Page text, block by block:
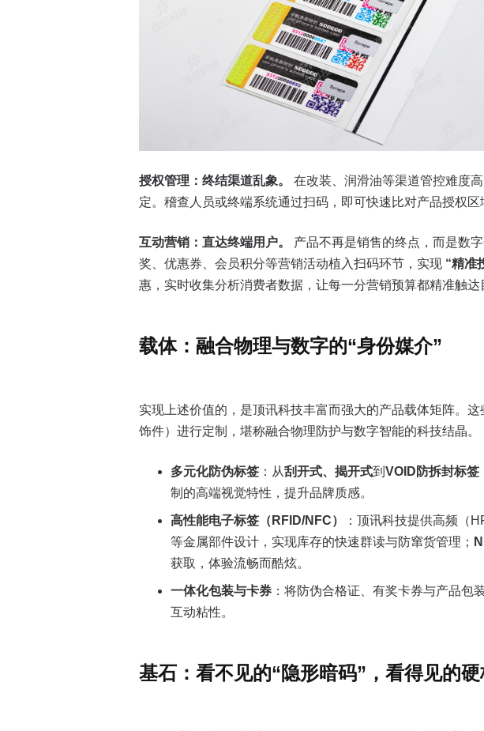
授权管理：终结渠道乱象。
在改装、润滑油等渠道管控难度
定。稽查人员或终端系统通过扫码，即可快速比对产品授权
互动营销：直达终端用户。 产品不再是销售的终点，而是数
奖、优惠券、会员积分等营销活动植入扫码环节，实现 “精准
惠，实时收集分析消费者数据，让每一分营销预算都精准触达
载体：融合物理与数字的“身份媒介”
实现上述价值的，是顶讯科技丰富而强大的产品载体矩阵。
饰件）进行定制，堪称融合物理防护与数字智能的科技结晶。
多元化防伪标签：从刮开式、揭开式到 VOID 防拆封标签
制的高端视觉特性，提升品牌质感。
高性能电子标签（RFID/NFC） ：顶讯科技提供高频（
等金属部件设计，实现库存的快速群读与防窜货管理；
获取，体验流畅而酷炫。
一体化包装与卡券：将防伪合格证、有奖卡券与产品包
互动粘性。
基石：看不见的“隐形暗码”，看得见的